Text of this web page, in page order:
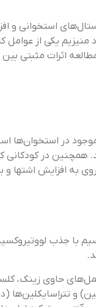
استخوانی و
یکی از
اثرات مثبتی
موجود در
همچنین در کودکانی
افزایش اشتها و
حاوی زینک،
و تتراسایکلین‌ها